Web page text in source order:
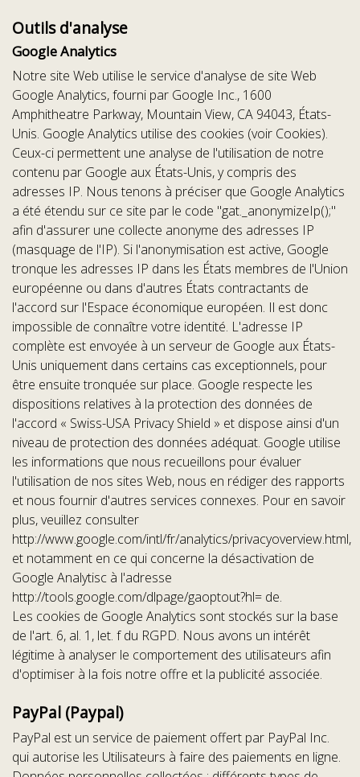
Outils d'analyse
Google Analytics
Notre site Web utilise le service d'analyse de site Web
Google Analytics, fourni par Google Inc., 1600
Amphitheatre Parkway, Mountain View, CA 94043, États-
Unis. Google Analytics utilise des cookies (voir Cookies).
Ceux-ci permettent une analyse de l'utilisation de notre
contenu par Google aux États-Unis, y compris des
adresses IP. Nous tenons à préciser que Google Analytics
a été étendu sur ce site par le code "gat._anonymizeIp();"
afin d'assurer une collecte anonyme des adresses IP
(masquage de l'IP). Si l'anonymisation est active, Google
tronque les adresses IP dans les États membres de l'Union
européenne ou dans d'autres États contractants de
l'accord sur l'Espace économique européen. Il est donc
impossible de connaître votre identité. L'adresse IP
complète est envoyée à un serveur de Google aux États-
Unis uniquement dans certains cas exceptionnels, pour
être ensuite tronquée sur place. Google respecte les
dispositions relatives à la protection des données de
l'accord « Swiss-USA Privacy Shield » et dispose ainsi d'un
niveau de protection des données adéquat. Google utilise
les informations que nous recueillons pour évaluer
l'utilisation de nos sites Web, nous en rédiger des rapports
et nous fournir d'autres services connexes. Pour en savoir
plus, veuillez consulter
http://www.google.com/intl/fr/analytics/privacyoverview.html,
et notamment en ce qui concerne la désactivation de
Google Analytisc à l'adresse
http://tools.google.com/dlpage/gaoptout?hl= de.
Les cookies de Google Analytics sont stockés sur la base
de l'art. 6, al. 1, let. f du RGPD. Nous avons un intérêt
légitime à analyser le comportement des utilisateurs afin
d'optimiser à la fois notre offre et la publicité associée.
PayPal (Paypal)
PayPal est un service de paiement offert par PayPal Inc.
qui autorise les Utilisateurs à faire des paiements en ligne.